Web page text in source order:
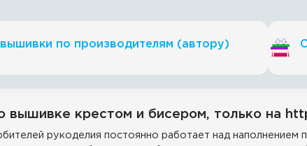
по производителям (автору)
вышивке крестом и бисером, только на
рукоделия постоянно работает над наполнением